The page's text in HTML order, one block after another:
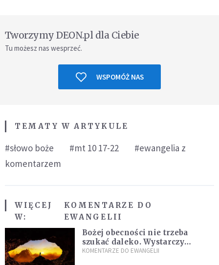
Tworzymy DEON.pl dla Ciebie
Tu możesz nas wesprzeć.
WSPOMÓŻ NAS
TEMATY W ARTYKULE
#słowo boże #mt 10 17-22
#ewangelia z
komentarzem
WIĘCEJ
W:
KOMENTARZE DO
EWANGELII
Bożej obecności nie trzeba
szukać daleko. Wystarczy
nauczyć się słuchać
KOMENTARZE DO EWANGELII